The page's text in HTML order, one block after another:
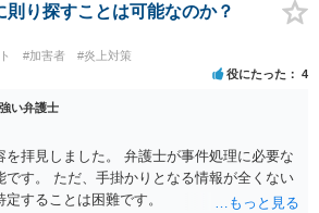
則り探すことは可能なのか？
#加害者 #炎上対策
役にたった 4
い弁護士
を拝見しました。 弁護士が事件処理に必要な
です。 ただ、手掛かりとなる情報が全くない
することは困難です。